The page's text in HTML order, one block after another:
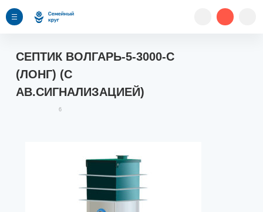
СЕПТИК ВОЛГАРЬ-5-3000-С
(ЛОНГ) (С
АВ.СИГНАЛИЗАЦИЕЙ)
6